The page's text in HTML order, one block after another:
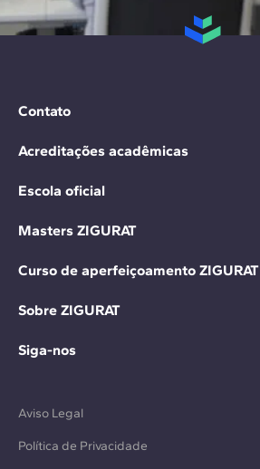
Contato
Acreditações acadêmicas
Escola oficial
Masters ZIGURAT
Curso de aperfeiçoamento ZIGURAT
Sobre ZIGURAT
Siga-nos
Aviso Legal
Política de Privacidade